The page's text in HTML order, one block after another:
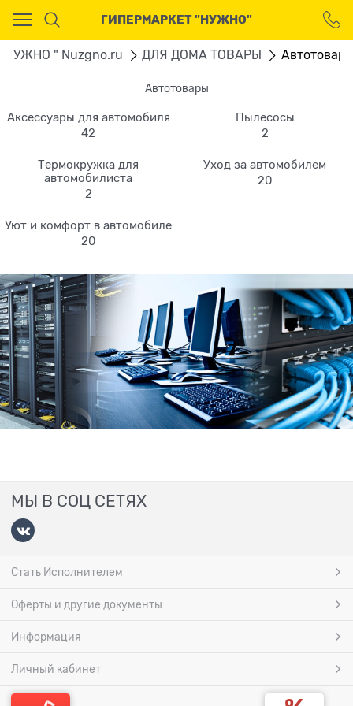
ГИПЕРМАРКЕТ "НУЖНО"
"НУЖНО " Nuzgno.ru ДЛЯ ДОМА ТОВАРЫ
Автотовары
Аксессуары для автомобиля
42
Пылесосы
2
Термокружка для
автомобилиста
2
Уход за автомобилем
20
Уют и комфорт в автомобиле
20
МЫ В СОЦ СЕТЯХ
Стать Исполнителем
Оферты и другие документы
Информация
Личный кабинет
Ваш город - Москва,
угадали?
ДА НЕТ